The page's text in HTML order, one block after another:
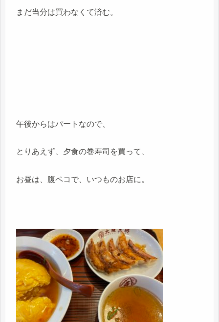
まだ当分は買わなくて済む。
午後からはパートなので、
とりあえず、夕食の巻寿司を買って、
お昼は、腹ペコで、いつものお店に。